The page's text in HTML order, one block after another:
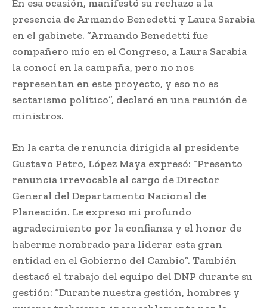
En esa ocasión, manifestó su rechazo a la
presencia de Armando Benedetti y Laura Sarabia
en el gabinete. “Armando Benedetti fue
compañero mío en el Congreso, a Laura Sarabia
la conocí en la campaña, pero no nos
representan en este proyecto, y eso no es
sectarismo político”, declaró en una reunión de
ministros.
En la carta de renuncia dirigida al presidente
Gustavo Petro, López Maya expresó: “Presento
renuncia irrevocable al cargo de Director
General del Departamento Nacional de
Planeación. Le expreso mi profundo
agradecimiento por la confianza y el honor de
haberme nombrado para liderar esta gran
entidad en el Gobierno del Cambio”. También
destacó el trabajo del equipo del DNP durante su
gestión: “Durante nuestra gestión, hombres y